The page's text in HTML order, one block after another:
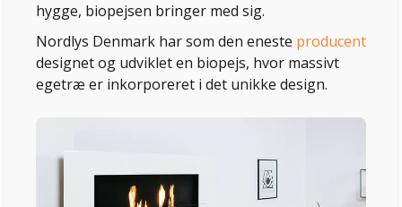
hygge, biopejsen bringer med sig.
Nordlys Denmark har som den eneste producent
designet og udviklet en biopejs, hvor massivt
egetræ er inkorporeret i det unikke design.